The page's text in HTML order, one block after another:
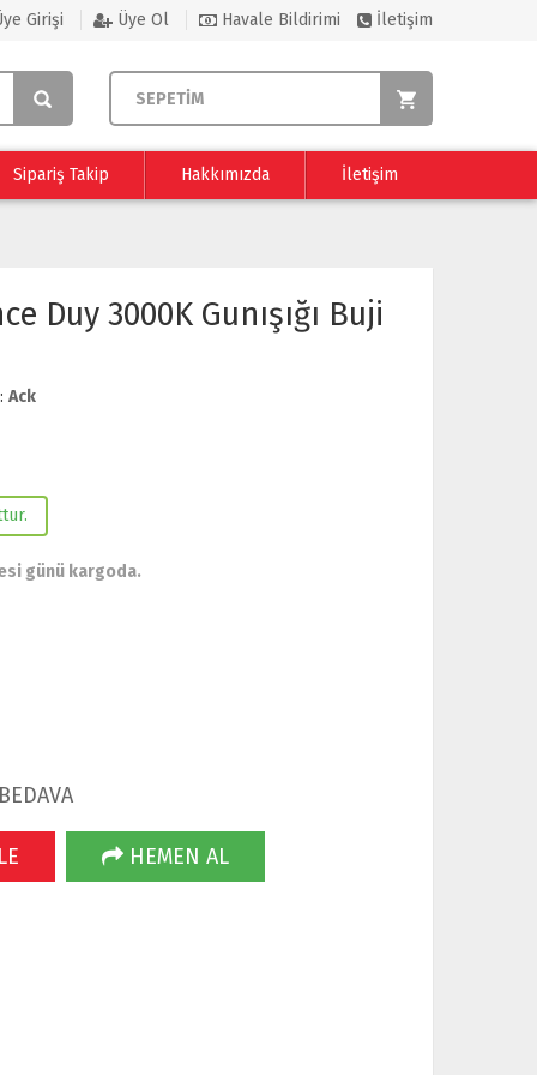
Girişi Üye Ol Havale Bildirimi İletişim
SEPETİM
Sipariş Takip Hakkımızda İletişim
Duy 3000K Gunışığı Buji
Ack
günü kargoda.
HEMEN AL